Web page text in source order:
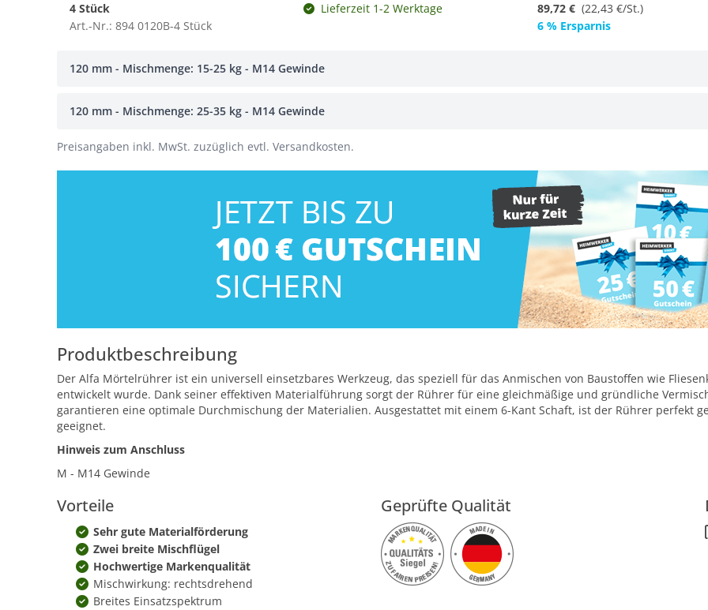
4 Stück
Art.-Nr.: 894 0120B-4 Stück
Lieferzeit 1-2 Werktage 89,72 € (22,43 €/St.)
6 % Ersparnis
120 mm - Mischmenge: 15-25 kg - M14 Gewinde
120 mm - Mischmenge: 25-35 kg - M14 Gewinde
Preisangaben inkl. MwSt. zuzüglich evtl. Versandkosten.
Produktbeschreibung
Der Alfa Mörtelrührer ist ein universell einsetzbares Werkzeug, das speziell für das Anmischen von Baustoffen wie
entwickelt wurde. Dank seiner effektiven Materialführung sorgt der Rührer für eine gleichmäßige und gründliche
garantieren eine optimale Durchmischung der Materialien. Ausgestattet mit einem 6-Kant Schaft, ist der Rührer perfekt
geeignet.
Hinweis zum Anschluss
M - M14 Gewinde
Vorteile
Sehr gute Materialförderung
Zwei breite Mischflügel
Hochwertige Markenqualität
Mischwirkung: rechtsdrehend
Breites Einsatzspektrum
Geprüfte Qualität